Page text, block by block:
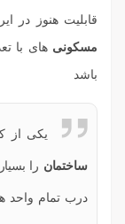
قابلیت هنوز در
مسکونی های با
باشد
یکی از
ساختمان را
درب تمام واحد